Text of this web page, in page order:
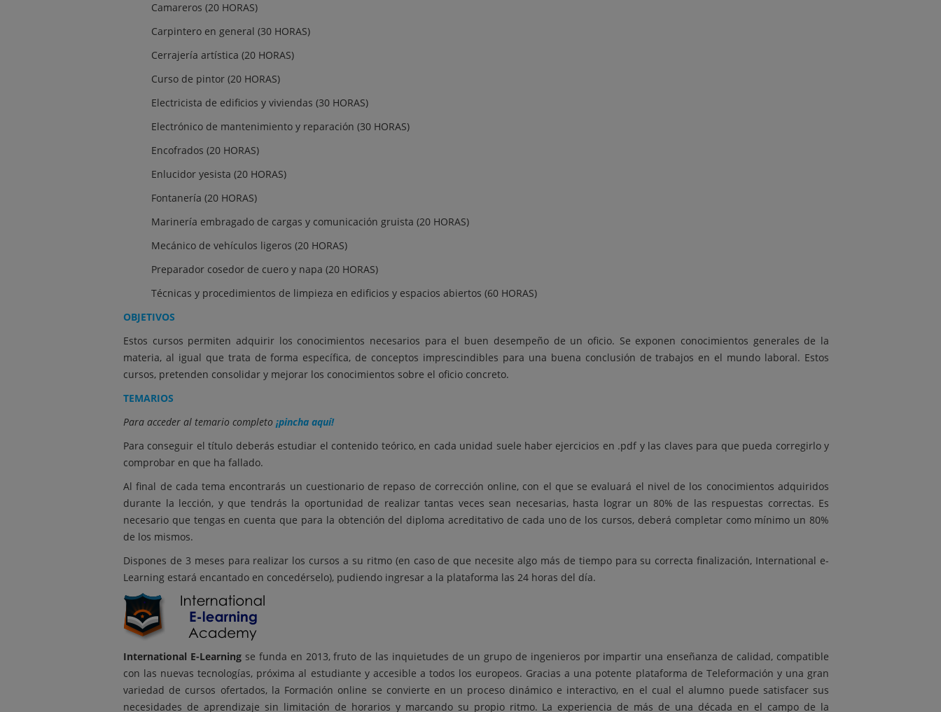
Camareros (20 HORAS)
Carpintero en general (30 HORAS)
Cerrajería artística (20 HORAS)
Curso de pintor (20 HORAS)
Electricista de edificios y viviendas (30 HORAS)
Electrónico de mantenimiento y reparación (30 HORAS)
Encofrados (20 HORAS)
Enlucidor yesista (20 HORAS)
Fontanería (20 HORAS)
Marinería embragado de cargas y comunicación gruista (20 HORAS)
Mecánico de vehículos ligeros (20 HORAS)
Preparador cosedor de cuero y napa (20 HORAS)
Técnicas y procedimientos de limpieza en edificios y espacios abiertos (60 HORAS)
OBJETIVOS
Estos cursos permiten adquirir los conocimientos necesarios para el buen desempeño de un oficio. Se exponen conocimientos generales de la
materia, al igual que trata de forma específica, de conceptos imprescindibles para una buena conclusión de trabajos en el mundo laboral. Estos
cursos, pretenden consolidar y mejorar los conocimientos sobre el oficio concreto.
TEMARIOS
Para acceder al temario completo ¡pincha aquí!
Para conseguir el título deberás estudiar el contenido teórico, en cada unidad suele haber ejercicios en .pdf y las claves para que pueda corregirlo y
comprobar en que ha fallado.
Al final de cada tema encontrarás un cuestionario de repaso de corrección online, con el que se evaluará el nivel de los conocimientos adquiridos
durante la lección, y que tendrás la oportunidad de realizar tantas veces sean necesarias, hasta lograr un 80% de las respuestas correctas. Es
necesario que tengas en cuenta que para la obtención del diploma acreditativo de cada uno de los cursos, deberá completar como mínimo un 80%
de los mismos.
Dispones de 3 meses para realizar los cursos a su ritmo (en caso de que necesite algo más de tiempo para su correcta finalización, International e-
Learning estará encantado en concedérselo), pudiendo ingresar a la plataforma las 24 horas del día.
International E-Learningse funda en 2013, fruto de las inquietudes de un grupo de ingenieros por impartir una enseñanza de calidad, compatible
con las nuevas tecnologías, próxima al estudiante y accesible a todos los europeos. Gracias a una potente plataforma de Teleformación y una gran
variedad de cursos ofertados, la Formación online se convierte en un proceso dinámico e interactivo, en el cual el alumno puede satisfacer sus
necesidades de aprendizaje sin limitación de horarios y marcando su propio ritmo. La experiencia de más de una década en el campo de la